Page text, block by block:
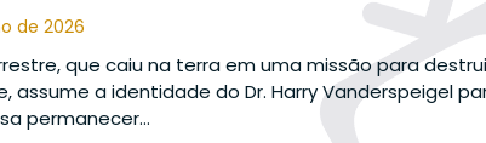
de 2026
que caiu na terra em uma missão para
assume a identidade do Dr. Harry Vanderspeigel
permanecer…